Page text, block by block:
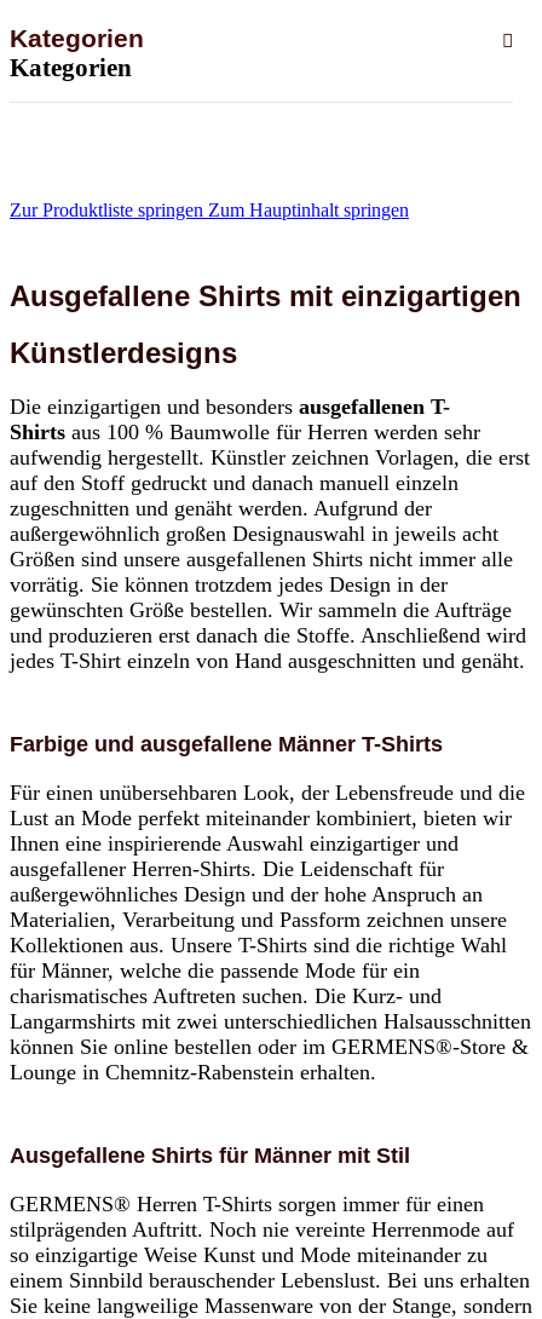
Kategorien
Kategorien
Zur Produktliste springen Zum Hauptinhalt springen
Ausgefallene Shirts mit einzigartigen
Künstlerdesigns
Die einzigartigen und besonders ausgefallenen T-
Shirts aus 100 % Baumwolle für Herren werden sehr
aufwendig hergestellt. Künstler zeichnen Vorlagen, die erst
auf den Stoff gedruckt und danach manuell einzeln
zugeschnitten und genäht werden. Aufgrund der
außergewöhnlich großen Designauswahl in jeweils acht
Größen sind unsere ausgefallenen Shirts nicht immer alle
vorrätig. Sie können trotzdem jedes Design in der
gewünschten Größe bestellen. Wir sammeln die Aufträge
und produzieren erst danach die Stoffe. Anschließend wird
jedes T-Shirt einzeln von Hand ausgeschnitten und genäht.
Farbige und ausgefallene Männer T-Shirts
Für einen unübersehbaren Look, der Lebensfreude und die
Lust an Mode perfekt miteinander kombiniert, bieten wir
Ihnen eine inspirierende Auswahl einzigartiger und
ausgefallener Herren-Shirts. Die Leidenschaft für
außergewöhnliches Design und der hohe Anspruch an
Materialien, Verarbeitung und Passform zeichnen unsere
Kollektionen aus. Unsere T-Shirts sind die richtige Wahl
für Männer, welche die passende Mode für ein
charismatisches Auftreten suchen. Die Kurz- und
Langarmshirts mit zwei unterschiedlichen Halsausschnitten
können Sie online bestellen oder im GERMENS®-Store &
Lounge in Chemnitz-Rabenstein erhalten.
Ausgefallene Shirts für Männer mit Stil
GERMENS® Herren T-Shirts sorgen immer für einen
stilprägenden Auftritt. Noch nie vereinte Herrenmode auf
so einzigartige Weise Kunst und Mode miteinander zu
einem Sinnbild berauschender Lebenslust. Bei uns erhalten
Sie keine langweilige Massenware von der Stange, sondern